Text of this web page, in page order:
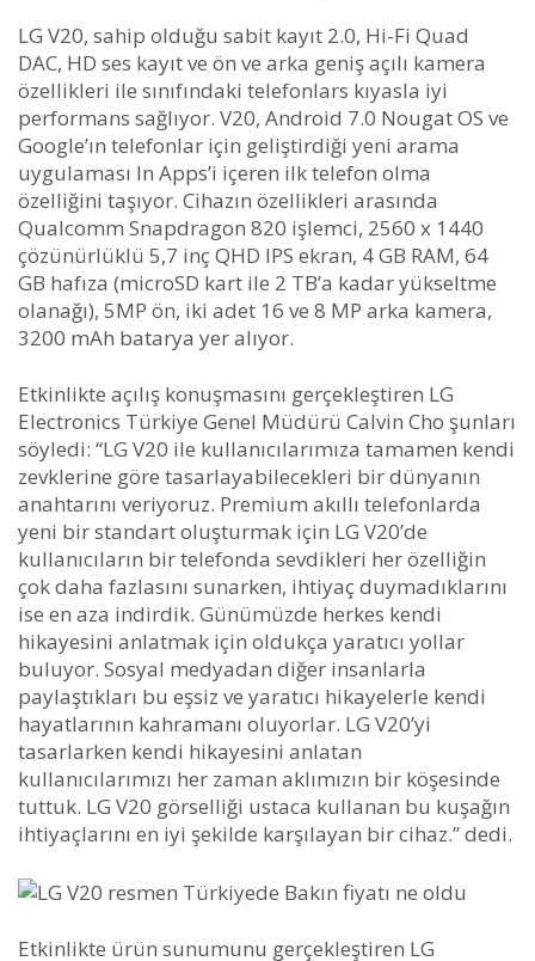
LG V20, sahip olduğu sabit kayıt 2.0, Hi-Fi Quad
DAC, HD ses kayıt ve ön ve arka geniş açılı kamera
özellikleri ile sınıfındaki telefonlars kıyasla iyi
performans sağlıyor. V20, Android 7.0 Nougat OS ve
Google’ın telefonlar için geliştirdiği yeni arama
uygulaması In Apps’i içeren ilk telefon olma
özelliğini taşıyor. Cihazın özellikleri arasında
Qualcomm Snapdragon 820 işlemci, 2560 x 1440
çözünürlüklü 5,7 inç QHD IPS ekran, 4 GB RAM, 64
GB hafıza (microSD kart ile 2 TB’a kadar yükseltme
olanağı), 5MP ön, iki adet 16 ve 8 MP arka kamera,
3200 mAh batarya yer alıyor.
Etkinlikte açılış konuşmasını gerçekleştiren LG
Electronics Türkiye Genel Müdürü Calvin Cho şunları
söyledi: “LG V20 ile kullanıcılarımıza tamamen kendi
zevklerine göre tasarlayabilecekleri bir dünyanın
anahtarını veriyoruz. Premium akıllı telefonlarda
yeni bir standart oluşturmak için LG V20’de
kullanıcıların bir telefonda sevdikleri her özelliğin
çok daha fazlasını sunarken, ihtiyaç duymadıklarını
ise en aza indirdik. Günümüzde herkes kendi
hikayesini anlatmak için oldukça yaratıcı yollar
buluyor. Sosyal medyadan diğer insanlarla
paylaştıkları bu eşsiz ve yaratıcı hikayelerle kendi
hayatlarının kahramanı oluyorlar. LG V20’yi
tasarlarken kendi hikayesini anlatan
kullanıcılarımızı her zaman aklımızın bir köşesinde
tuttuk. LG V20 görselliği ustaca kullanan bu kuşağın
ihtiyaçlarını en iyi şekilde karşılayan bir cihaz.” dedi.
Etkinlikte ürün sunumunu gerçekleştiren LG